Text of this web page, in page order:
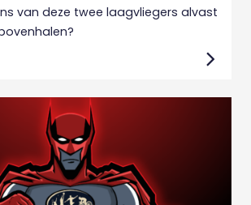
van deze twee laagvliegers alvast